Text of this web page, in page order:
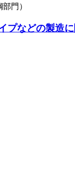
門）
プなどの製造